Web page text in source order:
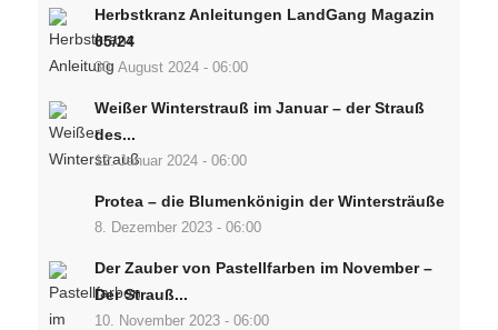
Herbstkranz Anleitungen LandGang Magazin
05/24
30. August 2024 - 06:00
Weißer Winterstrauß im Januar – der Strauß
des...
12. Januar 2024 - 06:00
Protea – die Blumenkönigin der Wintersträuße
8. Dezember 2023 - 06:00
Der Zauber von Pastellfarben im November –
Der Strauß...
10. November 2023 - 06:00